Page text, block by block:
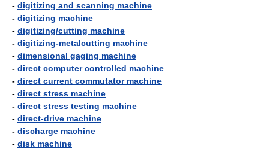
- digitizing and scanning machine
- digitizing machine
- digitizing/cutting machine
- digitizing-metalcutting machine
- dimensional gaging machine
- direct computer controlled machine
- direct current commutator machine
- direct stress machine
- direct stress testing machine
- direct-drive machine
- discharge machine
- disk machine